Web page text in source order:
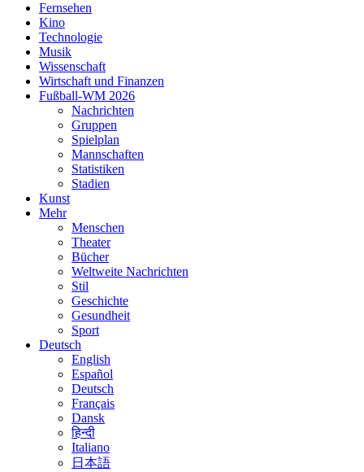
Fernsehen
Kino
Technologie
Musik
Wissenschaft
Wirtschaft und Finanzen
Fußball-WM 2026
Nachrichten
Gruppen
Spielplan
Mannschaften
Statistiken
Stadien
Kunst
Mehr
Menschen
Theater
Bücher
Weltweite Nachrichten
Stil
Geschichte
Gesundheit
Sport
Deutsch
English
Español
Deutsch
Français
Dansk
हिन्दी
Italiano
日本語